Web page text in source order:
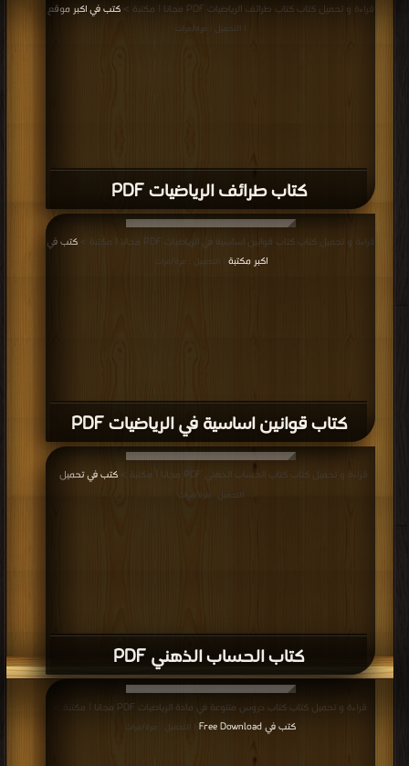
كتاب طرائف الرياضيات PDF
قراءة و تحميل كتاب كتاب طرائف الرياضيات PDF مجانا | مكتبة > كتب في اكبر موقع
| التحميل : مرة/مرات
كتاب قوانين اساسية في الرياضيات PDF
قراءة و تحميل كتاب كتاب قوانين اساسية في الرياضيات PDF مجانا | مكتبة >
كتب في
اكبر مكتبة
| التحميل : مرة/مرات
كتاب الحساب الذهني PDF
قراءة و تحميل كتاب كتاب الحساب الذهني PDF مجانا | مكتبة > كتب في تحميل
التحميل : مرة/مرات
قراءة و تحميل كتاب كتاب دروس متنوعة في مادة الرياضيات PDF مجانا | مكتبة >
كتب في Free Download
| التحميل : مرة/مرات